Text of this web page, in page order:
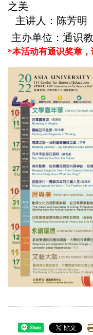
之美
主讲人： 陈芳明
主办单位：通识
*本活动有通识奖章，
Share